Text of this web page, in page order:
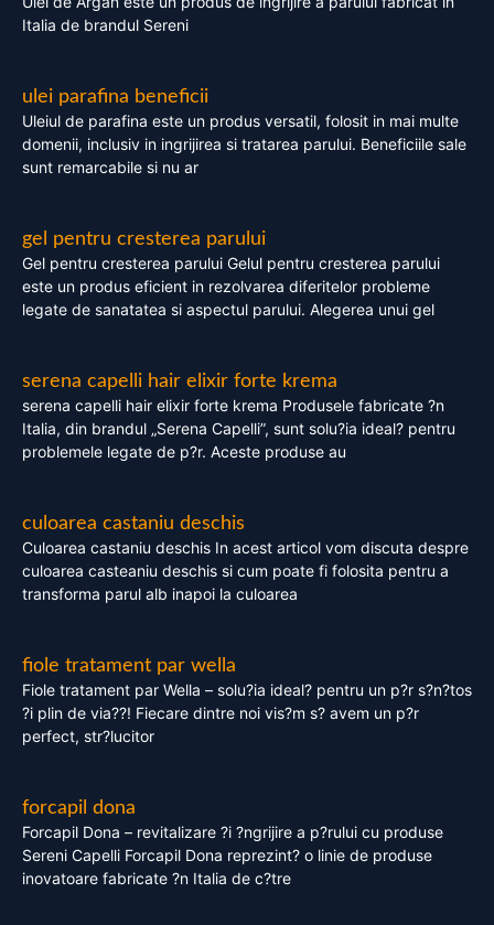
Italia de brandul Sereni
ulei parafina beneficii
Uleiul de parafina este un produs versatil, folosit in mai multe
domenii, inclusiv in ingrijirea si tratarea parului. Beneficiile sale
sunt remarcabile si nu ar
gel pentru cresterea parului
Gel pentru cresterea parului Gelul pentru cresterea parului
este un produs eficient in rezolvarea diferitelor probleme
legate de sanatatea si aspectul parului. Alegerea unui gel
serena capelli hair elixir forte krema
serena capelli hair elixir forte krema Produsele fabricate ?n
Italia, din brandul „Serena Capelli”, sunt solu?ia ideal? pentru
problemele legate de p?r. Aceste produse au
culoarea castaniu deschis
Culoarea castaniu deschis In acest articol vom discuta despre
culoarea casteaniu deschis si cum poate fi folosita pentru a
transforma parul alb inapoi la culoarea
fiole tratament par wella
Fiole tratament par Wella – solu?ia ideal? pentru un p?r s?n?tos
?i plin de via??! Fiecare dintre noi vis?m s? avem un p?r
perfect, str?lucitor
forcapil dona
Forcapil Dona – revitalizare ?i ?ngrijire a p?rului cu produse
Sereni Capelli Forcapil Dona reprezint? o linie de produse
inovatoare fabricate ?n Italia de c?tre